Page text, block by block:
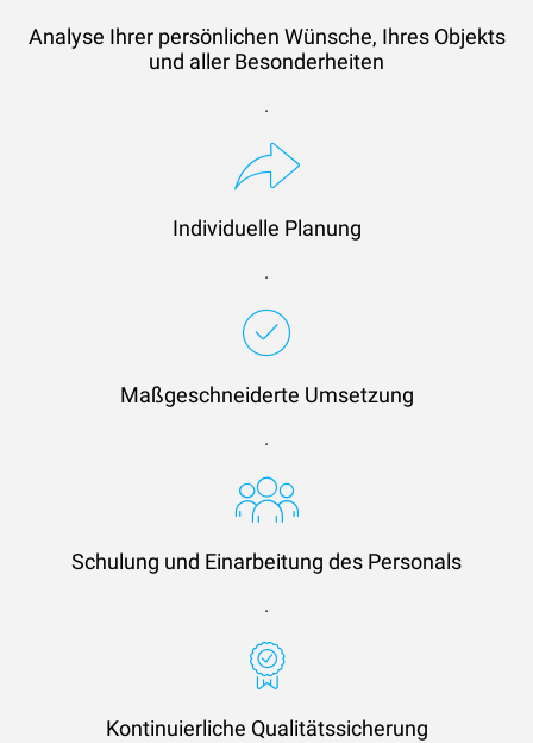
Analyse Ihrer persönlichen Wünsche, Ihres Objekts
und aller Besonderheiten
.
Individuelle Planung
.
Maßgeschneiderte Umsetzung
.
Schulung und Einarbeitung des Personals
.
Kontinuierliche Qualitätssicherung